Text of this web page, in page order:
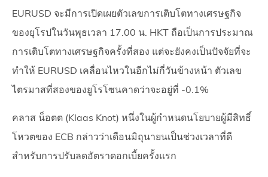
EURUSD จะมีการเปิดเผยตัวเลขการเติบโตทางเศรษฐกิจ
ของยุโรปในวันพุธเวลา 17.00 น. HKT ถือเป็นการประมาณ
การเติบโตทางเศรษฐกิจครั้งที่สอง แต่จะยังคงเป็นปัจจัยที่จะ
ทำให้ EURUSD เคลื่อนไหวในอีกไม่กี่วันข้างหน้า ตัวเลข
ไตรมาสที่สองของยูโรโซนคาดว่าจะอยู่ที่ -0.1%
คลาส น็อตต (Klaas Knot) หนึ่งในผู้กำหนดนโยบายผู้มีสิทธิ์
โหวตของ ECB กล่าวว่าเดือนมิถุนายนเป็นช่วงเวลาที่ดี
สำหรับการปรับลดอัตราดอกเบี้ยครั้งแรก